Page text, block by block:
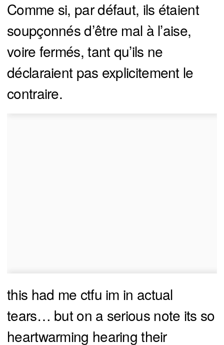
Comme si, par défaut, ils étaient
soupçonnés d’être mal à l’aise,
voire fermés, tant qu’ils ne
déclaraient pas explicitement le
contraire.
this had me ctfu im in actual
tears… but on a serious note its so
heartwarming hearing their